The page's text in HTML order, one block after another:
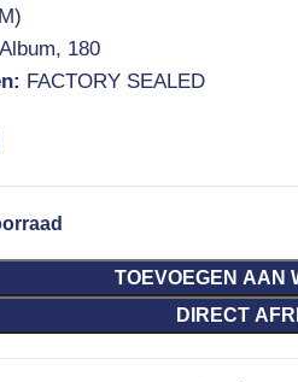
180
FACTORY SEALED
TOEVOEGEN AAN
DIRECT